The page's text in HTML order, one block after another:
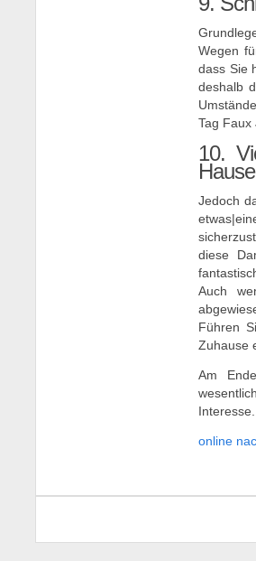
Wegen
dass Sie
deshalb
Tag Faux
10.
Hause
Jedoch
diese
Auch
Führen
Zuhause
Am
online